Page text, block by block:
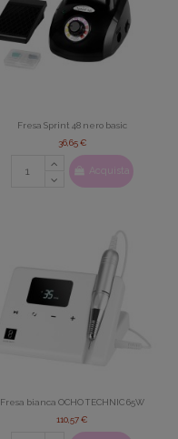
Fresa Sprint 48 nero basic
36,65 €
Acquista
Fresa bianca OCHO TECHNIC 65W
110,57 €